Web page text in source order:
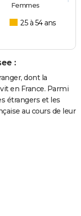
25 à 54 ans
Femmes
:
dont la
en France. Parmi
étrangers et les
au cours de leur